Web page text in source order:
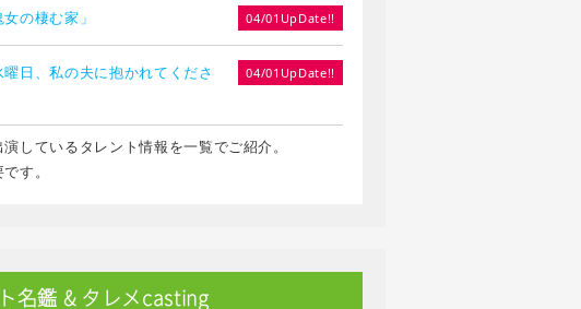
の棲む家」 04/01UpDate!!
日、私の夫に抱かれてくださ
04/01UpDate!!
しているタレント情報を一覧でご紹介。
す。
名鑑 & タレメcasting